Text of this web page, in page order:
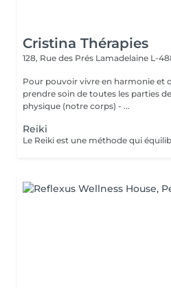
Cristina Thérapies
128, Rue des Prés Lamadelaine L-
Pour pouvoir vivre en harmonie et
prendre soin de toutes les parties de
physique (notre corps) - ...
Reiki